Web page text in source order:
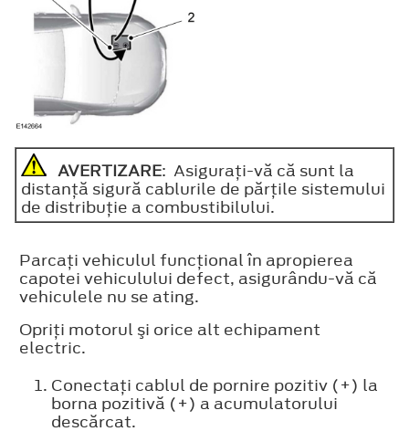
AVERTIZARE: Asiguraţi-vă că sunt la
distanţă sigură cablurile de părţile sistemului
de distribuţie a combustibilului.
Parcaţi vehiculul funcţional în apropierea
capotei vehiculului defect, asigurându-vă că
vehiculele nu se ating.
Opriţi motorul şi orice alt echipament
electric.
Conectaţi cablul de pornire pozitiv (+) la
borna pozitivă (+) a acumulatorului
descărcat.